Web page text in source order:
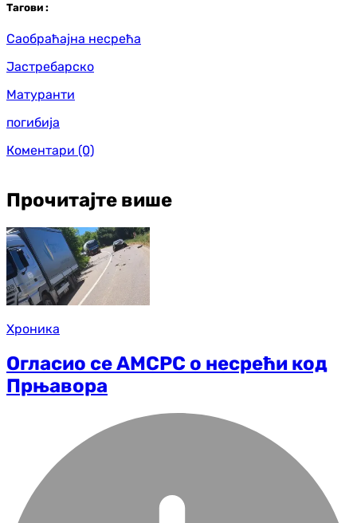
Тагови :
Саобраћајна несрећа
Јастребарско
Матуранти
погибија
Коментари (0)
Прочитајте више
Хроника
Огласио се АМСРС о несрећи код
Прњавора